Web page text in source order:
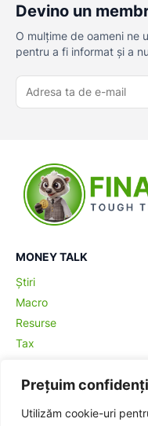
Prețuim
Utilizăm cookie-uri
Devino un
O mulțime de oameni ne
pentru a fi informat și a
MONEY TALK
Știri
Macro
Resurse
Tax
Contabilitate